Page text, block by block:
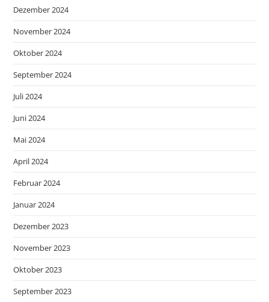
Dezember 2024
November 2024
Oktober 2024
September 2024
Juli 2024
Juni 2024
Mai 2024
April 2024
Februar 2024
Januar 2024
Dezember 2023
November 2023
Oktober 2023
September 2023